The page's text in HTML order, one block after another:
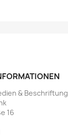
& Beschriftung
16